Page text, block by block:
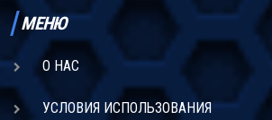
МЕНЮ
О НАС
УСЛОВИЯ ИСПОЛЬЗОВАНИЯ